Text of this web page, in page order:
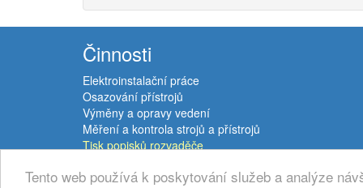
Tento web používá k poskytování služeb a analýze
Činnosti
Elektroinstalační práce
Osazování přístrojů
Výměny a opravy vedení
Měření a kontrola strojů a přístrojů
Tisk popisků rozvaděče